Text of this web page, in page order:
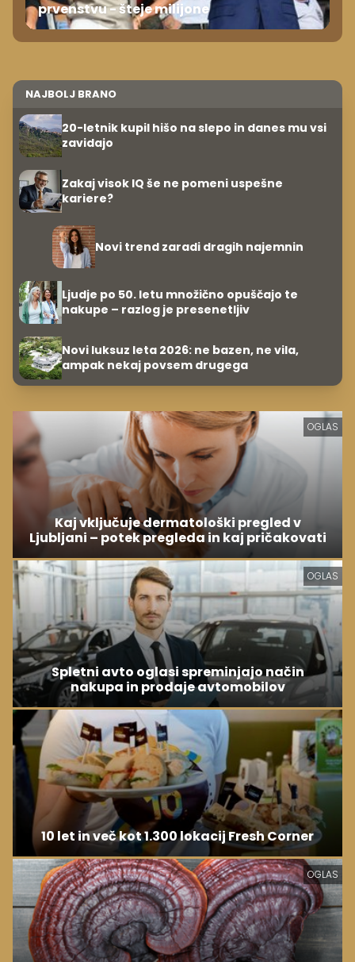
prvenstvu - šteje milijone
NAJBOLJ BRANO
20-letnik kupil hišo na slepo in danes mu vsi
zavidajo
Zakaj visok IQ še ne pomeni uspešne
kariere?
Novi trend zaradi dragih najemnin
Ljudje po 50. letu množično opuščajo te
nakupe – razlog je presenetljiv
Novi luksuz leta 2026: ne bazen, ne vila,
ampak nekaj povsem drugega
OGLAS
Kaj vključuje dermatološki pregled v
Ljubljani – potek pregleda in kaj pričakovati
OGLAS
Spletni avto oglasi spreminjajo način
nakupa in prodaje avtomobilov
10 let in več kot 1.300 lokacij Fresh Corner
OGLAS